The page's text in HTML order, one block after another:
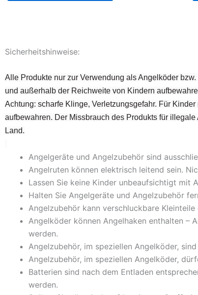
Sicherheitshinweise:
Alle Produkte nur zur Verwendung als Angelköder
und außerhalb der Reichweite von Kindern
Achtung: scharfe Klinge, Verletzungsgefahr. Für
aufbewahren. Der Missbrauch des Produkts für
Land.
Angelgeräte und Angelzubehör sind
Angelruten können elektrisch leitend sein.
Lassen Sie keine Kinder unbeaufsichtigt mit
Halten Sie Angelgeräte und Angelzubehör
Angelzubehör kann verschluckbare
Angelköder können Angelhaken enthalten –
werden.
Angelzubehör, im speziellen Angelköder,
Angelzubehör, im speziellen Angelköder,
Batterien sind nach dem Entladen
werden.